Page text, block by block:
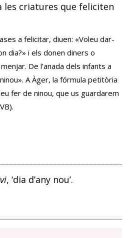
les criatures que feliciten
a felicitar, diuen: «Voleu dar-
dia?» i els donen diners o
De l’anada dels infants a
A Àger, la fórmula petitòria
fer de ninou, que us guardarem
, ‘dia d’any nou’.